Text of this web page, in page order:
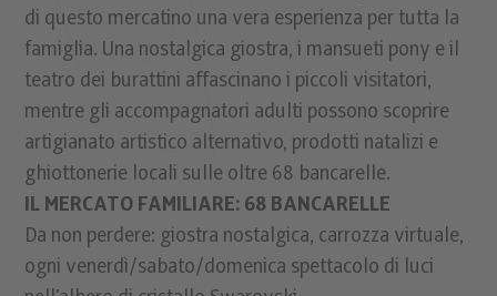
di questo mercatino una vera esperienza per tutta la
famiglia. Una nostalgica giostra, i mansueti pony e il
teatro dei burattini affascinano i piccoli visitatori,
mentre gli accompagnatori adulti possono scoprire
artigianato artistico alternativo, prodotti natalizi e
ghiottonerie locali sulle oltre 68 bancarelle.
IL MERCATO FAMILIARE: 68 BANCARELLE
Da non perdere: giostra nostalgica, carrozza virtuale,
ogni venerdì/sabato/domenica spettacolo di luci